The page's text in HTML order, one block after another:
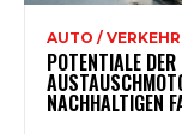
AUTO / VERKEHR
POTENTIALE
NACHHALTIGEN